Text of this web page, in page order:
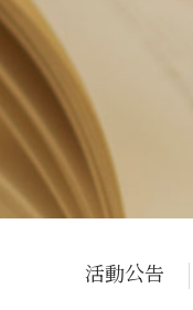
活動公告